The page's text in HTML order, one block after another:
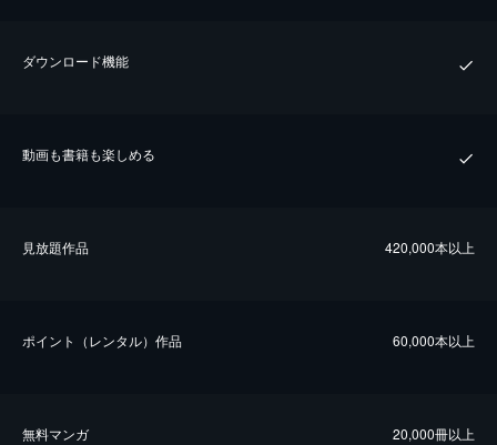
ダウンロード機能
動画も書籍も楽しめる
⾒放題作品 420,000本以上
ポイント（レンタル）作品 60,000本以上
無料マンガ 20,000冊以上